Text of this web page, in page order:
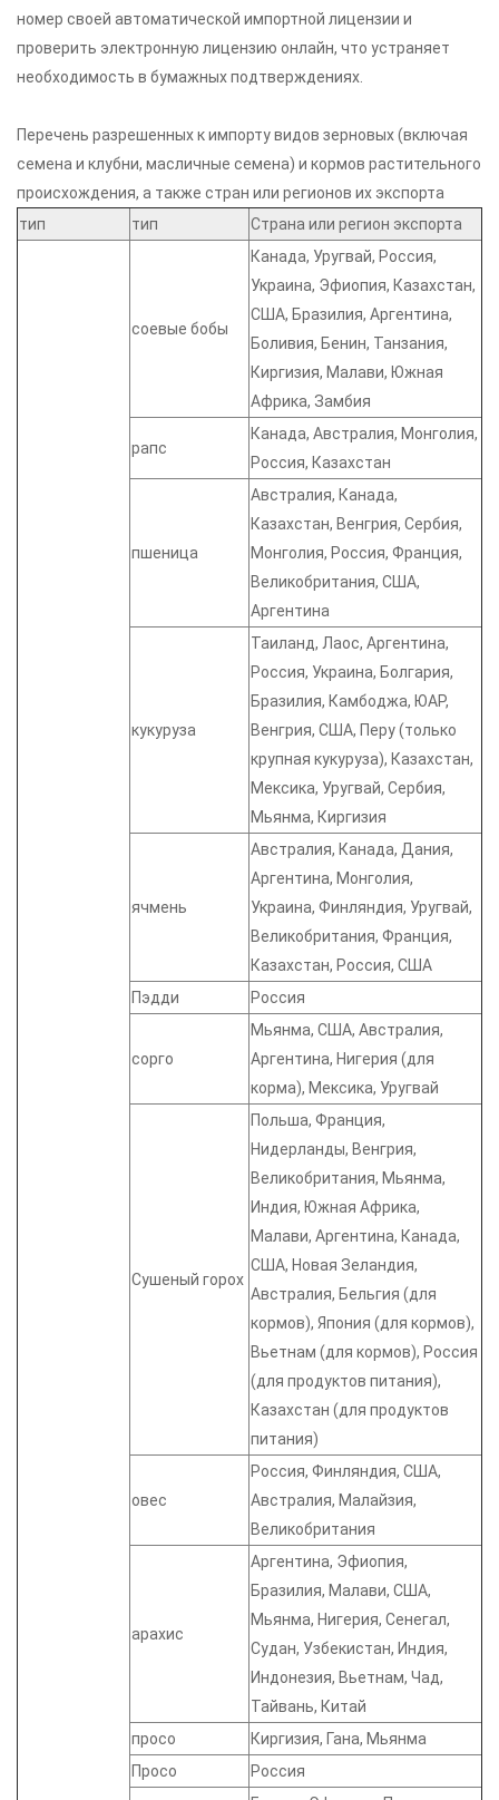
номер своей автоматической импортной лицензии и
проверить электронную лицензию онлайн, что устраняет
необходимость в бумажных подтверждениях.
Перечень разрешенных к импорту видов зерновых (включая
семена и клубни, масличные семена) и кормов растительного
происхождения, а также стран или регионов их экспорта
тип
тип Страна или регион экспорта
соевые бобы
Канада, Уругвай, Россия,
Украина, Эфиопия, Казахстан,
США, Бразилия, Аргентина,
Боливия, Бенин, Танзания,
Киргизия, Малави, Южная
Африка, Замбия
рапс
Канада, Австралия, Монголия,
Россия, Казахстан
пшеница
Австралия, Канада,
Казахстан, Венгрия, Сербия,
Монголия, Россия, Франция,
Великобритания, США,
Аргентина
кукуруза
Таиланд, Лаос, Аргентина,
Россия, Украина, Болгария,
Бразилия, Камбоджа, ЮАР,
Венгрия, США, Перу (только
крупная кукуруза), Казахстан,
Мексика, Уругвай, Сербия,
Мьянма, Киргизия
ячмень
Австралия, Канада, Дания,
Аргентина, Монголия,
Украина, Финляндия, Уругвай,
Великобритания, Франция,
Казахстан, Россия, США
Пэдди
Россия
сорго
Мьянма, США, Австралия,
Аргентина, Нигерия (для
корма), Мексика, Уругвай
Сушеный горох
Польша, Франция,
Нидерланды, Венгрия,
Великобритания, Мьянма,
Индия, Южная Африка,
Малави, Аргентина, Канада,
США, Новая Зеландия,
Австралия, Бельгия (для
кормов), Япония (для кормов),
Вьетнам (для кормов), Россия
(для продуктов питания),
Казахстан (для продуктов
питания)
овес
Россия, Финляндия, США,
Австралия, Малайзия,
Великобритания
арахис
Аргентина, Эфиопия,
Бразилия, Малави, США,
Мьянма, Нигерия, Сенегал,
Судан, Узбекистан, Индия,
Индонезия, Вьетнам, Чад,
Тайвань, Китай
просо
Киргизия, Гана, Мьянма
Просо
Россия